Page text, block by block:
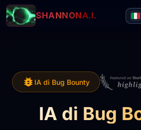
SHANNONA.I.
IA di Bug Bounty
IA di Bug